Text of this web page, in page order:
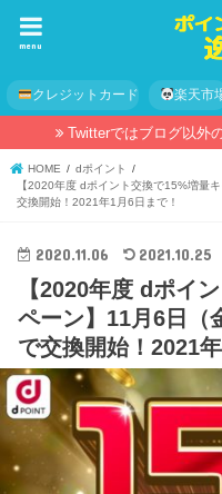
menu
クレジットカード 楽天市
Twitterではブログ以外
HOME
dポイント
【2020年度 dポイント交換で15%増量
交換開始！2021年1月6日まで！
2020.11.06 2021.10.25
【2020年度 dポイ
ペーン】11月6日（
で交換開始！2021